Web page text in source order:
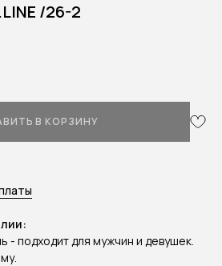
/26-2
В КОРЗИНУ
- подходит для мужчин и девушек.